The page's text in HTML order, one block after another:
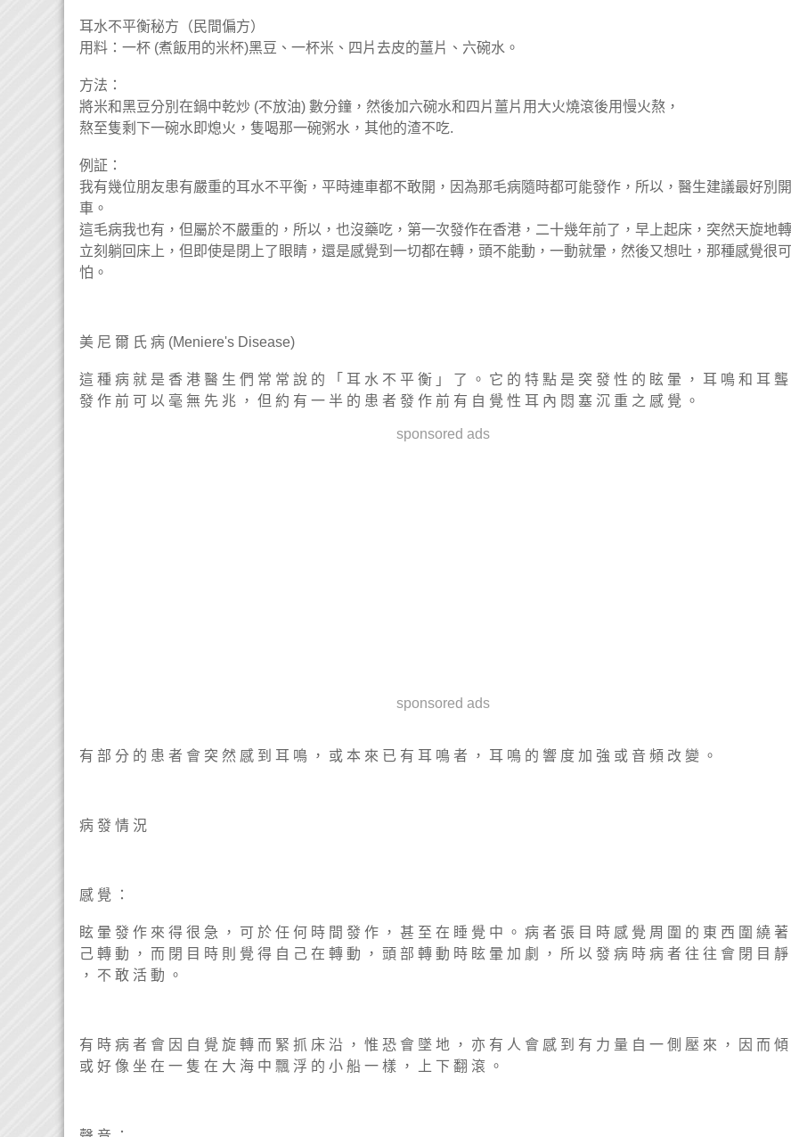
耳水不平衡秘方（民間偏方）
用料：一杯 (煮飯用的米杯)黑豆、一杯米、四片去皮的薑片、六碗水。
方法：
將米和黑豆分別在鍋中乾炒 (不放油) 數分鐘，然後加六碗水和四片薑片用大火燒滾後用慢火熬，
熬至隻剩下一碗水即熄火，隻喝那一碗粥水，其他的渣不吃.
例証：
我有幾位朋友患有嚴重的耳水不平衡，平時連車都不敢開，因為那毛病隨時都可能發作，所以，醫生建議最好別開
車。
這毛病我也有，但屬於不嚴重的，所以，也沒藥吃，第一次發作在香港，二十幾年前了，早上起床，突然天旋地轉
立刻躺回床上，但即使是閉上了眼睛，還是感覺到一切都在轉，頭不能動，一動就暈，然後又想吐，那種感覺很可
怕。
美 尼 爾 氏 病 (Meniere's Disease)
這 種 病 就 是 香 港 醫 生 們 常 常 說 的 「 耳 水 不 平 衡 」 了 。 它 的 特 點 是 突 發 性 的 眩 暈 ， 耳 鳴 和 耳 聾
發 作 前 可 以 毫 無 先 兆 ， 但 約 有 一 半 的 患 者 發 作 前 有 自 覺 性 耳 內 悶 塞 沉 重 之 感 覺 。
sponsored ads
sponsored ads
有 部 分 的 患 者 會 突 然 感 到 耳 鳴 ， 或 本 來 已 有 耳 鳴 者 ， 耳 鳴 的 響 度 加 強 或 音 頻 改 變 。
病 發 情 況
感 覺 ：
眩 暈 發 作 來 得 很 急 ， 可 於 任 何 時 間 發 作 ， 甚 至 在 睡 覺 中 。 病 者 張 目 時 感 覺 周 圍 的 東 西 圍 繞 著
己 轉 動 ， 而 閉 目 時 則 覺 得 自 己 在 轉 動 ， 頭 部 轉 動 時 眩 暈 加 劇 ， 所 以 發 病 時 病 者 往 往 會 閉 目 靜
， 不 敢 活 動 。
有 時 病 者 會 因 自 覺 旋 轉 而 緊 抓 床 沿 ， 惟 恐 會 墜 地 ， 亦 有 人 會 感 到 有 力 量 自 一 側 壓 來 ， 因 而 傾
或 好 像 坐 在 一 隻 在 大 海 中 飄 浮 的 小 船 一 樣 ， 上 下 翻 滾 。